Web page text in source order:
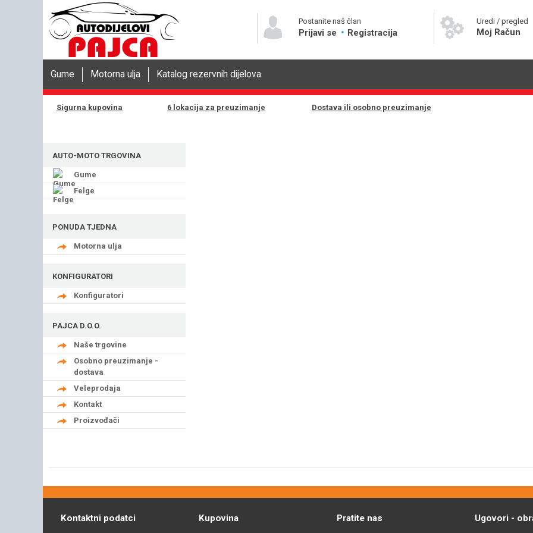
Postanite naš član
Prijavi se Registracija
Uredi / pregled
Moj Račun
Gume Motorna ulja Katalog rezervnih dijelova
Sigurna kupovina 6 lokacija za preuzimanje Dostava ili osobno preuzimanje
AUTO-MOTO TRGOVINA
Gume
Felge
PONUDA TJEDNA
Motorna ulja
KONFIGURATORI
Konfiguratori
PAJCA D.O.O.
Naše trgovine
Osobno preuzimanje -
dostava
Veleprodaja
Kontakt
Proizvođači
Kontaktni podatci Kupovina Pratite nas Ugovori -